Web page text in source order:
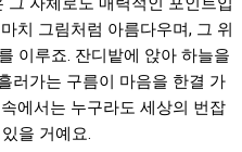
치 그림처럼 아름다우며, 그 위
이루죠. 잔디밭에 앉아 하늘을
러가는 구름이 마음을 한결 가
에서는 누구라도 세상의 번잡
을 거예요.